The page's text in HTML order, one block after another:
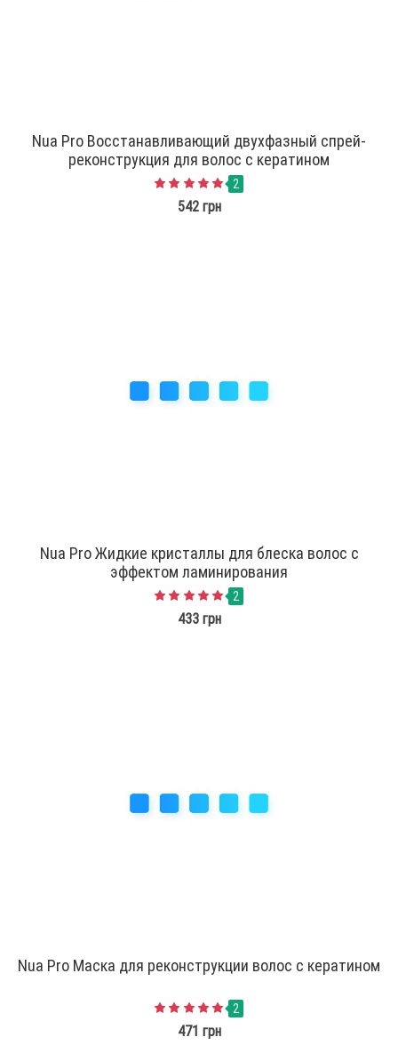
Nua Pro Восстанавливающий двухфазный спрей-
реконструкция для волос с кератином
2
542 грн
Nua Pro Жидкие кристаллы для блеска волос с
эффектом ламинирования
2
433 грн
Nua Pro Маска для реконструкции волос с кератином
2
471 грн